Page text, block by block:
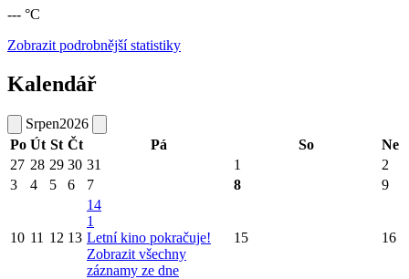
--- °C
Zobrazit podrobnější statistiky
Kalendář
Srpen2026
Po Út St Čt Pá So
Ne
27 28 29 30 31 1
2
3
4 5 6 7 8 9
10 11 12 13
14
1
Letní kino pokračuje!
Zobrazit všechny
záznamy ze dne
15 16